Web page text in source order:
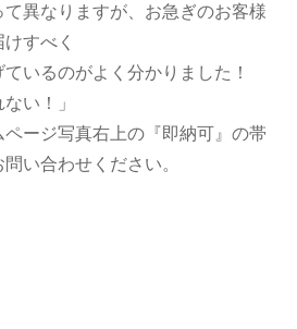
異なりますが、お急ぎのお客様
すべく
いるのがよく分かりました！
い！」
ージ写真右上の『即納可』の帯
い合わせください。